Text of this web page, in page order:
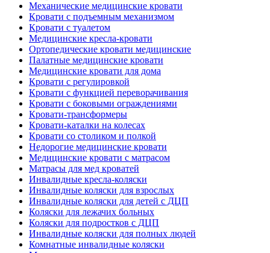
Механические медицинские кровати
Кровати с подъемным механизмом
Кровати с туалетом
Медицинские крeсла-кровати
Ортопедические кровати медицинские
Палатные медицинские кровати
Медицинские кровати для дома
Кровати с регулировкой
Кровати с функцией переворачивания
Кровати с боковыми ограждениями
Кровати-трансформеры
Кровати-каталки на колесах
Кровати со столиком и полкой
Недорогие медицинские кровати
Медицинские кровати с матрасом
Матрасы для мед кроватей
Инвалидные кресла-коляски
Инвалидные коляски для взрослых
Инвалидные коляски для детей с ДЦП
Коляски для лежачих больных
Коляски для подростков с ДЦП
Инвалидные коляски для полных людей
Комнатные инвалидные коляски